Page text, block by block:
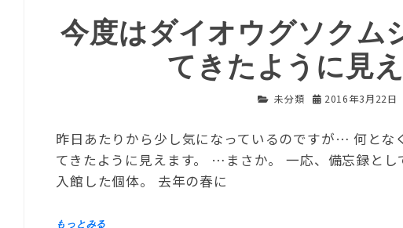
今度はダイオウグソクム
てきたように見
未分類 2016年3月22日
昨日あたりから少し気になっているのですが… 何と
てきたように見えます。 …まさか。 一応、備忘録と
入館した個体。 去年の春に